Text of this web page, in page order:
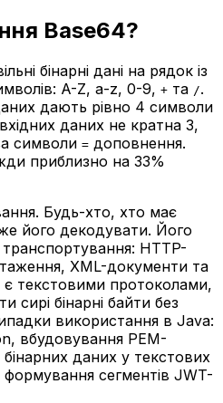
Base64?
бінарні дані на рядок із
A-Z, a-z, 0-9, + та /.
дають рівно 4 символи
даних не кратна 3,
символи = доповнення.
приблизно на 33%
Будь-хто, хто має
його декодувати. Його
HTTP-
XML-документи та
є текстовими протоколами,
сирі бінарні байти без
використання в Java:
вбудовування PEM-
бінарних даних у текстових
сегментів JWT-